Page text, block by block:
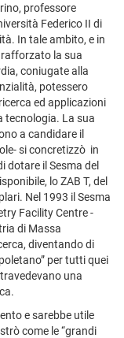
professore
Federico II di
In tale ambito, e in
la sua
coniugate alla
potessero
ed applicazioni
tecnologia. La sua
a candidare il
si concretizzò in
dotare il Sesma del
lo ZAB T, del
Nel 1993 il Sesma
Facility Centre -
di Massa
diventando di
per tutti quei
una
e sarebbe utile
come le “grandi